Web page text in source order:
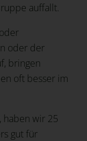
auffallt.
oder der
bringen
oft besser im
haben wir 25
gut für